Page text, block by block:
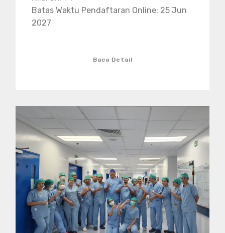
Batas Waktu Pendaftaran Online: 25 Jun
2027
Baca Detail